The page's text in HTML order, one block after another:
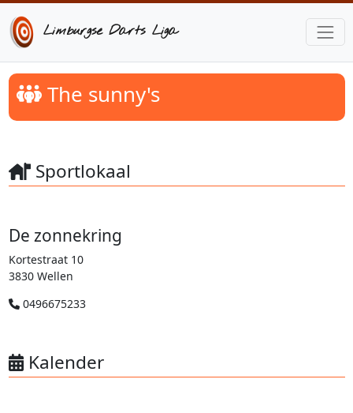
Limburgse Darts Liga
The sunny's
Sportlokaal
De zonnekring
Kortestraat 10
3830 Wellen
0496675233
Kalender